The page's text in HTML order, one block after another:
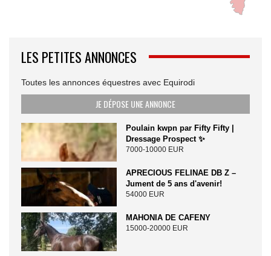
LES PETITES ANNONCES
Toutes les annonces équestres avec Equirodi
JE DÉPOSE UNE ANNONCE
Poulain kwpn par Fifty Fifty |
Dressage Prospect ✨️
7000-10000 EUR
APRECIOUS FELINAE DB Z –
Jument de 5 ans d'avenir!
54000 EUR
MAHONIA DE CAFENY
15000-20000 EUR